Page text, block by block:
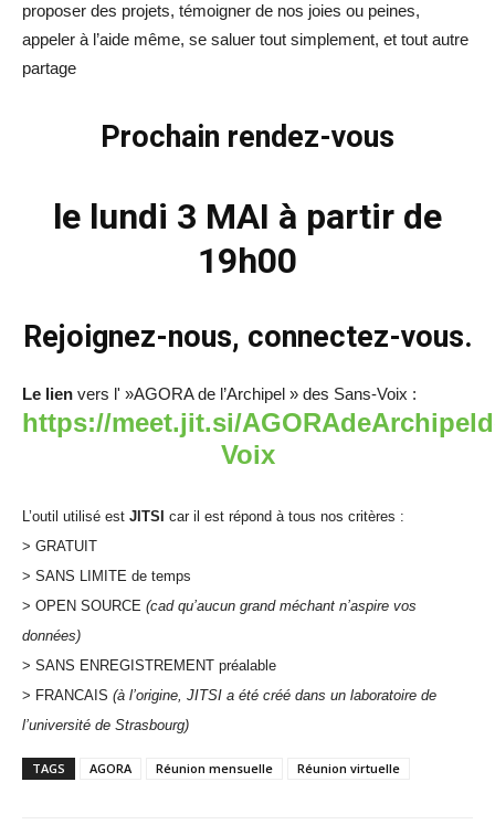
proposer des projets, témoigner de nos joies ou peines,
appeler à l’aide même, se saluer tout simplement, et tout autre
partage
Prochain rendez-vous
le lundi 3 MAI à partir de
19h00
Rejoignez-nous, connectez-vous.
Le lien vers l' »AGORA de l’Archipel » des Sans-Voix :
https://meet.jit.si/
Voix
L’outil utilisé est JITSI car il est répond à tous nos critères :
> GRATUIT
> SANS LIMITE de temps
> OPEN SOURCE (cad qu’aucun grand méchant n’aspire vos
données)
> SANS ENREGISTREMENT préalable
> FRANCAIS (à l’origine, JITSI a été créé dans un laboratoire de
l’université de Strasbourg)
TAGS AGORA Réunion mensuelle Réunion virtuelle